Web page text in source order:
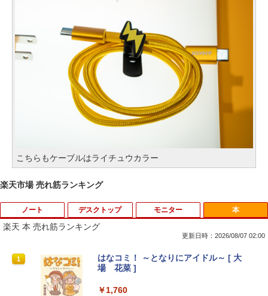
こちらもケーブルはライチュウカラー
楽天市場 売れ筋ランキング
ノート
1
iiyama / ノートPC ゲーミングPC / Note
book Clevo W350SS_370SS / 第4世代C
poration GM107M [GeForce GTX 860
デスクトップ
1
ポイント10倍 中古パソコン デスクトッ
プパソコン Windows 11【Office付】
ptiplexシリーズ Core i5搭載/4G/新品SS
モニター
1
＼500円OFFクーポンあり！／ モバイル
モニター 15.6インチ 1080PフルHD ディ
ター サブモニター ゲーミングモニター
本
楽天 本 売れ筋ランキング
更新日時：2026/08/07 02:00
1
はなコミ！ ～となりにアイドル～ [ 大
場 花菜 ]
￥1,760